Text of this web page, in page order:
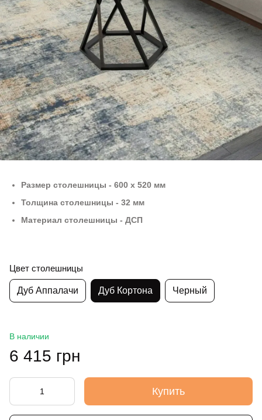
Размер столешницы - 600 х 520 мм
Толщина столешницы - 32 мм
Материал столешницы - ДСП
Цвет столешницы
Дуб Аппалачи Дуб Кортона Черный
В наличии
6 415 грн
Купить